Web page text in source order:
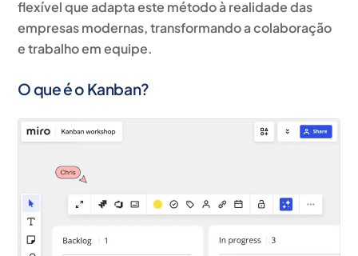
flexível que adapta este método à realidade das
empresas modernas, transformando a colaboração
e trabalho em equipe.
O que é o Kanban?